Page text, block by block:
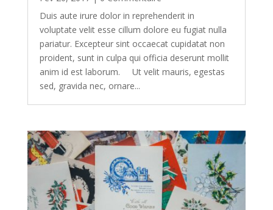
Duis aute irure dolor in reprehenderit in
voluptate velit esse cillum dolore eu fugiat nulla
pariatur. Excepteur sint occaecat cupidatat non
proident, sunt in culpa qui officia deserunt mollit
anim id est laborum. Ut velit mauris, egestas
sed, gravida nec, ornare...